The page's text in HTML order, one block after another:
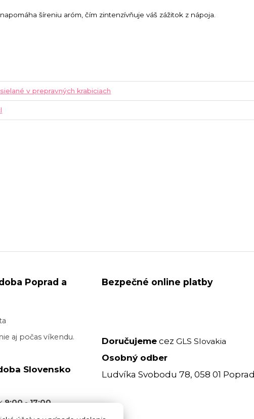
šíreniu aróm, čím zintenzívňuje váš zážitok z nápoja.
v prepravných krabiciach
Poprad a
aj počas víkendu.
Slovensko
9:00 - 17:00
Bezpečné online platby
Doručujeme cezGLS Slovakia
Osobný odber
Ludvíka Svobodu 78, 058 01 Poprad